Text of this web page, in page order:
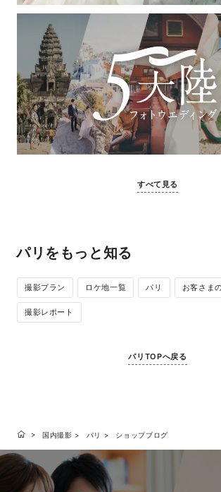
すべて見る
パリをもっと知る
撮影プラン ロケ地一覧 パリ お客さま
撮影レポート
パリTOPへ戻る
国内撮影 パリ ショップブログ